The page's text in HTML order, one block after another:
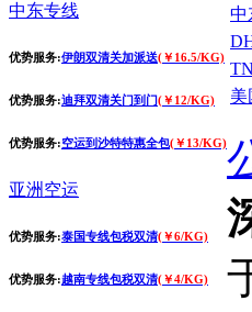
中东专线
优势服务:伊朗双清关加派送(￥16.5/KG)
优势服务:迪拜双清关门到门(￥12/KG)
优势服务:空运到沙特特惠全包(￥13/KG)
亚洲空运
优势服务:泰国专线包税双清(￥6/KG)
优势服务:越南专线包税双清(￥4/KG)
中
美